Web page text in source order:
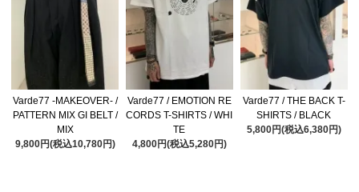
Varde77 -MAKEOVER- /
PATTERN MIX GI BELT /
MIX
9,800円(税込10,780円)
Varde77 / EMOTION RE
CORDS T-SHIRTS / WHI
TE
4,800円(税込5,280円)
Varde77 / THE BACK T-
SHIRTS / BLACK
5,800円(税込6,380円)